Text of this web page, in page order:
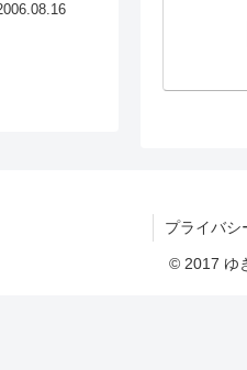
プライバシ
© 2017 ゆ